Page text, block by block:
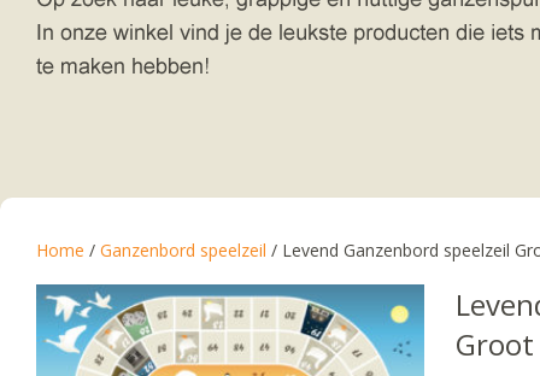
Home / Ganzenbord speelzeil / Levend Ganzenbord speelzeil
Groot